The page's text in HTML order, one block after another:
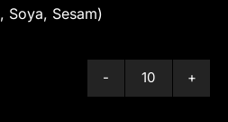
Soya, Sesam)
- +